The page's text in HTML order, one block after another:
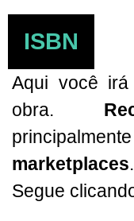
ISBN
Aqui você
obra.
marketplaces.
Segue